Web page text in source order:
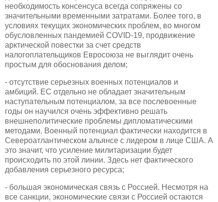
необходимость консенсуса всегда сопряжены со
значительными временными затратами. Более того, в
условиях текущих экономических проблем, во многом
обусловленных пандемией COVID-19, продвижение
арктической повестки за счет средств
налогоплательщиков Евросоюза не выглядит очень
простым для обоснования делом;
- отсутствие серьезных военных потенциалов и
амбиций. ЕС отдельно не обладает значительным
наступательным потенциалом, за все послевоенные
годы он научился очень эффективно решать
внешнеполитические проблемы дипломатическими
методами. Военный потенциал фактически находится в
Североатлантическом альянсе с лидером в лице США. А
это значит, что усиление милитаризации будет
происходить по этой линии. Здесь нет фактического
добавления серьезного ресурса;
- большая экономическая связь с Россией. Несмотря на
все санкции, экономические связи с Россией остаются